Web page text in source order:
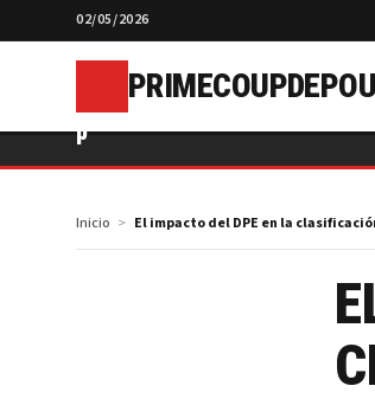
02/05/2026
p
Inicio El impacto del DPE en la